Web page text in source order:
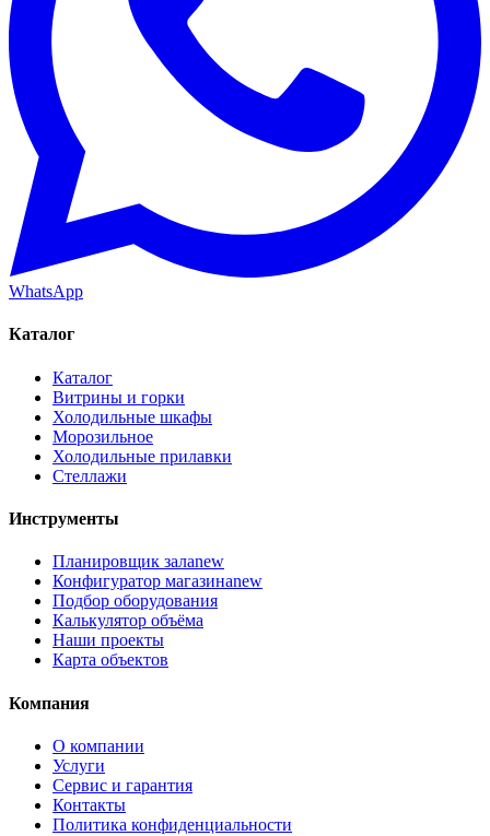
WhatsApp
Каталог
Каталог
Витрины и горки
Холодильные шкафы
Морозильное
Холодильные прилавки
Стеллажи
Инструменты
Планировщик залаnew
Конфигуратор магазинаnew
Подбор оборудования
Калькулятор объёма
Наши проекты
Карта объектов
Компания
О компании
Услуги
Сервис и гарантия
Контакты
Политика конфиденциальности